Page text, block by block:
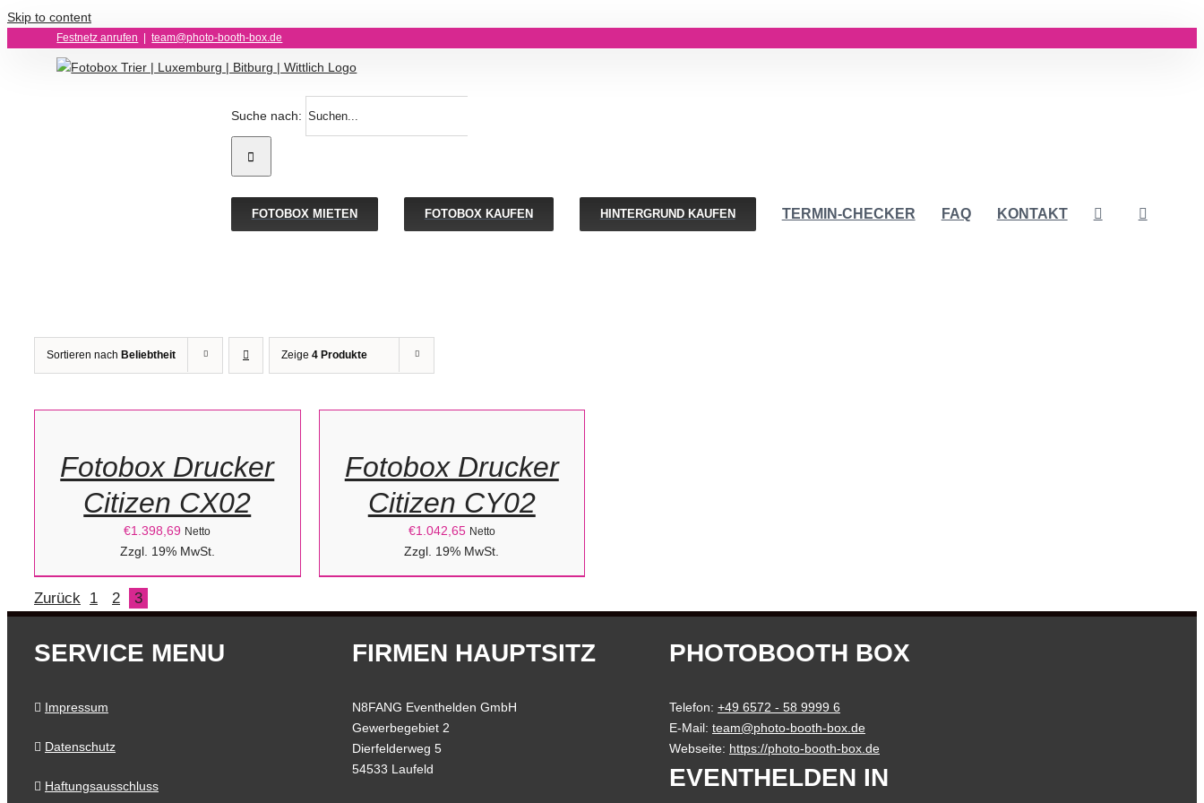
Skip to content
Festnetz anrufen team@photo-booth-box.de
Suche nach:
FOTOBOX MIETEN FOTOBOX KAUFEN HINTERGRUND KAUFEN TERMIN-CHECKER FAQ KONTAKT
Sortieren nach Beliebtheit Zeige 4 Produkte
IN
DETAILS
Fotobox Drucker
Citizen CX02
€1.398,69 Netto
Zzgl. 19% MwSt.
IN
DETAILS
Fotobox Drucker
Citizen CY02
€1.042,65 Netto
Zzgl. 19% MwSt.
Zurück 1 2 3
SERVICE MENU
Impressum
Datenschutz
Haftungsausschluss
FIRMEN HAUPTSITZ
N8FANG Eventhelden GmbH
Gewerbegebiet 2
Dierfelderweg 5
54533 Laufeld
PHOTOBOOTH BOX
Telefon: +49 6572 - 58 9999 6
E-Mail: team@photo-booth-box.de
Webseite: https://photo-booth-box.de
EVENTHELDEN IN